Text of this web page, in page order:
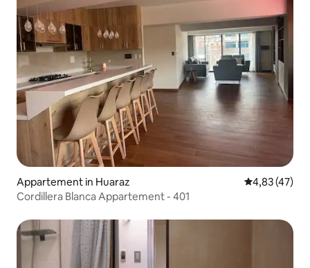
Appartement in Huaraz Gemiddelde
4,83 (47)
Cordillera Blanca Appartement - 401